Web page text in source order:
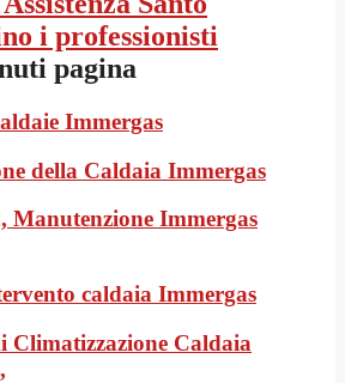
pagina
Immergas
della Caldaia Immergas
Manutenzione Immergas
caldaia Immergas
Climatizzazione Caldaia